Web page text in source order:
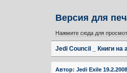
Версия для
Нажмите сюда для
Jedi Council _ Книги
Автор: Jedi Exile